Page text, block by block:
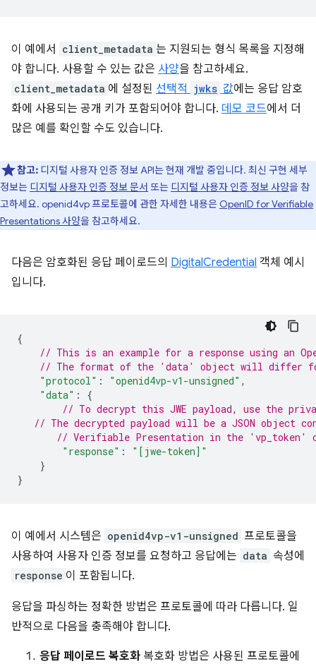
이 예에서 client_metadata 는 지원되는 형식 목록을 지정해
야 합니다. 사용할 수 있는 값은 사양을 참고하세요.
client_metadata 에 설정된 선택적 jwks 값에는 응답 암호
화에 사용되는 공개 키가 포함되어야 합니다. 데모 코드에서 더
많은 예를 확인할 수도 있습니다.
참고: 디지털 사용자 인증 정보 API는 현재 개발 중입니다. 최신 구현 세부
정보는 디지털 사용자 인증 정보 문서 또는 디지털 사용자 인증 정보 사양을 참
고하세요. openid4vp 프로토콜에 관한 자세한 내용은 OpenID for Verifiable
Presentations 사양을 참고하세요.
다음은 암호화된 응답 페이로드의 DigitalCredential 객체 예시
입니다.
{
// This is an example for a response using an
// The format of the 'data' object will differ
"protocol" : "openid4vp-v1-unsigned" ,
"data" :
{
// To decrypt this JWE payload, use the
// The decrypted payload will be a JSON object
// Verifiable Presentation in the 'vp_token'
"response" :
"[jwe-token]"
}
}
이 예에서 시스템은 openid4vp-v1-unsigned 프로토콜을
사용하여 사용자 인증 정보를 요청하고 응답에는 data 속성에
response 이 포함됩니다.
응답을 파싱하는 정확한 방법은 프로토콜에 따라 다릅니다. 일
반적으로 다음을 충족해야 합니다.
응답 페이로드 복호화 복호화 방법은 사용된 프로토콜에